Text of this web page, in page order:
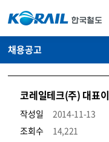
채용공고
코레일테크(주) 대표
작성일
2014-11-13
조회수
14,221